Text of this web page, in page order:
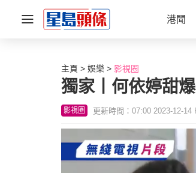
港聞
主頁 娛樂 影視圈
獨家丨何依婷甜
影視圈 更新時間：07:00 2023-12-14